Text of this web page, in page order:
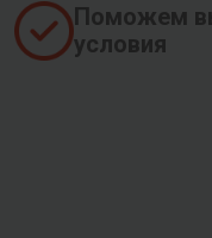
Поможем
условия